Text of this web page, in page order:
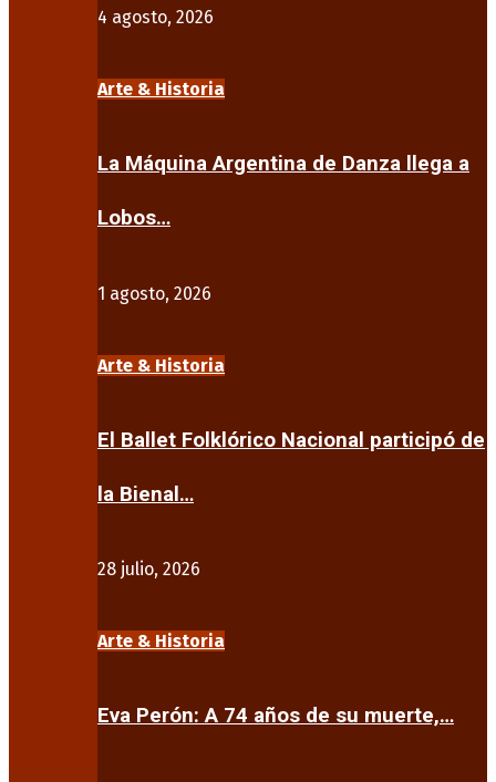
4 agosto, 2026
Arte & Historia
La Máquina Argentina de Danza llega a
Lobos…
1 agosto, 2026
Arte & Historia
El Ballet Folklórico Nacional participó de
la Bienal…
28 julio, 2026
Arte & Historia
Eva Perón: A 74 años de su muerte,…